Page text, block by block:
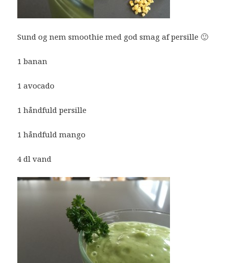
Sund og nem smoothie med god smag af persille 🙂
1 banan
1 avocado
1 håndfuld persille
1 håndfuld mango
4 dl vand